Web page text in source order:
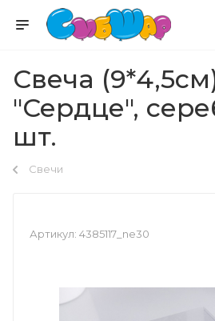
Свеча
"Сердце",
шт.
Свечи
Артикул: 4385117_ne30